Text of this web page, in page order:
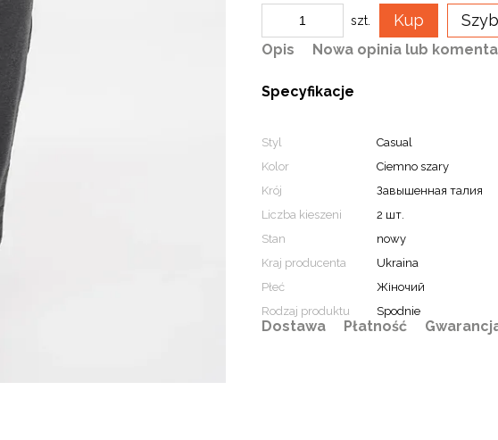
szt. Kup
Opis Nowa opinia lub
Specyfikacje
Styl
Casual
Kolor
Ciemno szary
Krój
Завышенная талия
Liczba kieszeni
2 шт.
Stan
nowy
Kraj producenta
Ukraina
Płeć
Жіночий
Rodzaj produktu
Spodnie
Dostawa Płatność